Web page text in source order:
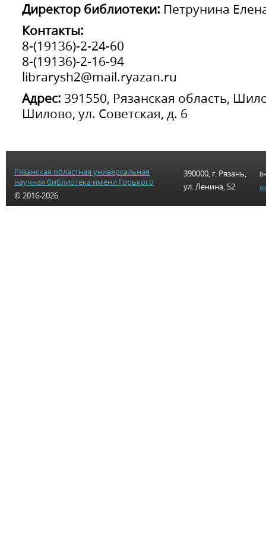
Директор библиотеки: Петрунина
Контакты:
8-(19136)-2-24-60
8-(19136)-2-16-94
librarysh2@mail.ryazan.ru
Адрес: 391550, Рязанская область,
Шилово, ул. Советская, д. 6
Рязанская областная универсальная
научная библиотека имени Горького
© 2016-2026
390000, г. Рязань,
ул. Ленина, 52